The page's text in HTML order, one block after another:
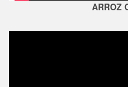
ARROZ